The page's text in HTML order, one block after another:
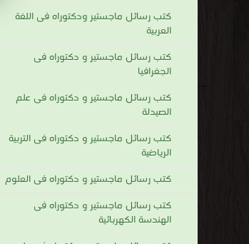
كتب رسائل ماجستير ودكتوراه فى اللغة
العربية
كتب رسائل ماجستير و دكتوراه فى
الجغرافيا
كتب رسائل ماجستير و دكتوراه فى علم
الصيدلة
كتب رسائل ماجستير و دكتوراه فى التربية
الرياضية
كتب رسائل ماجستير و دكتوراه فى العلوم
كتب رسائل ماجستير و دكتوراه فى
الهندسة الكهربائية